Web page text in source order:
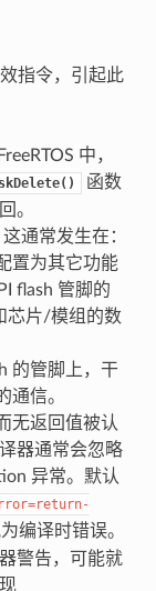
指令，引起此
中，
函数
。
通常发生在：
置为其它功能
flash 管脚的
芯片/模组的数
的管脚上，干
通信。
无返回值被认
器通常会忽略
异常。默认
编译时错误。
警告，可能就